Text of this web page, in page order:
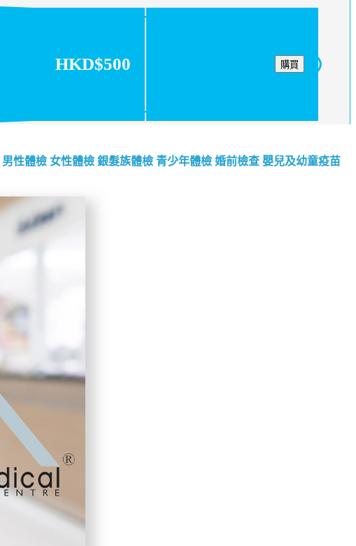
HKD$500 購買
男性體檢 女性體檢 銀髮族體檢 青少年體檢 婚前檢查 嬰兒及幼童疫苗